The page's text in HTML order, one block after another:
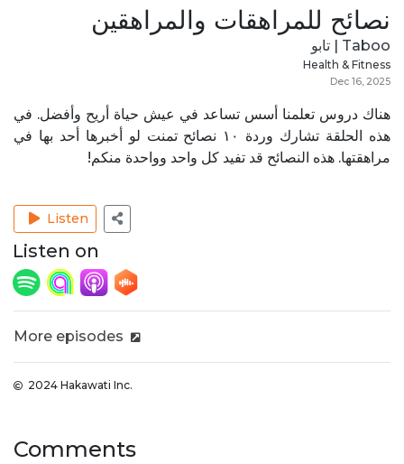
نصائح للمراهقات والمراهقين
Taboo | تابو
Health & Fitness
Dec 16, 2025
هناك دروس تعلمنا أسس تساعد في عيش حياة أريح وأفضل. في
هذه الحلقة تشارك وردة ١٠ نصائح تمنت لو أخبرها أحد بها في
مراهقتها. هذه النصائح قد تفيد كل واحد وواحدة منكم!
Listen
Listen on
More episodes
2024 Hakawati Inc.
Comments